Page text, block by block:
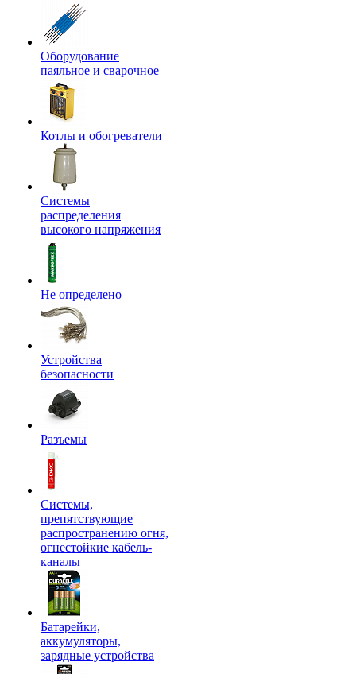
Оборудование
паяльное и сварочное
Котлы и обогреватели
Системы
распределения
высокого напряжения
Не определено
Устройства
безопасности
Разъемы
Системы,
препятствующие
распространению огня,
огнестойкие кабель-
каналы
Батарейки,
аккумуляторы,
зарядные устройства